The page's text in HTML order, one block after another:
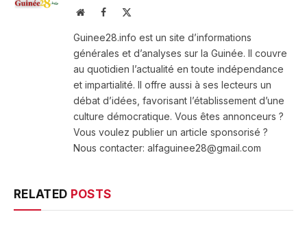
WebsiteFacebook
Guinee28.info est un site d’informations
générales et d’analyses sur la Guinée. Il couvre
au quotidien l’actualité en toute indépendance
et impartialité. Il offre aussi à ses lecteurs un
débat d’idées, favorisant l’établissement d’une
culture démocratique. Vous êtes annonceurs ?
Vous voulez publier un article sponsorisé ?
Nous contacter: alfaguinee28@gmail.com
RELATED POSTS